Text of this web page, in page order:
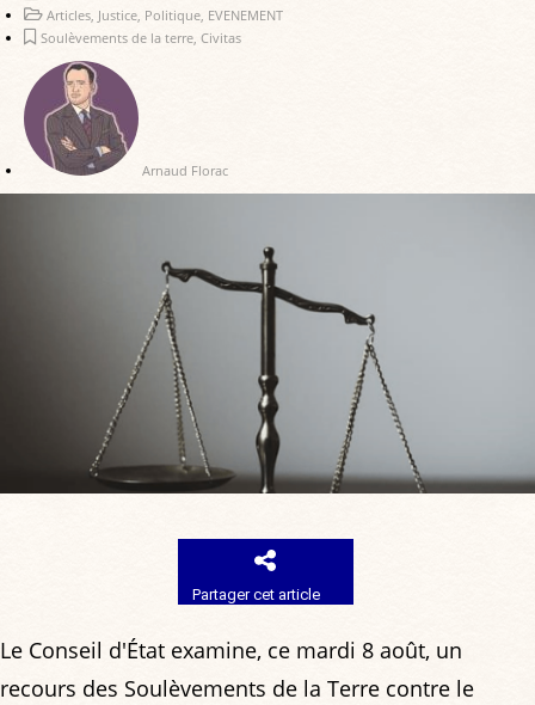
Articles Justice Politique EVENEMENT
Soulèvements de la terre Civitas
Arnaud Florac
Partager cet article
Le Conseil d'État examine, ce mardi 8 août, un
recours des Soulèvements de la Terre contre le